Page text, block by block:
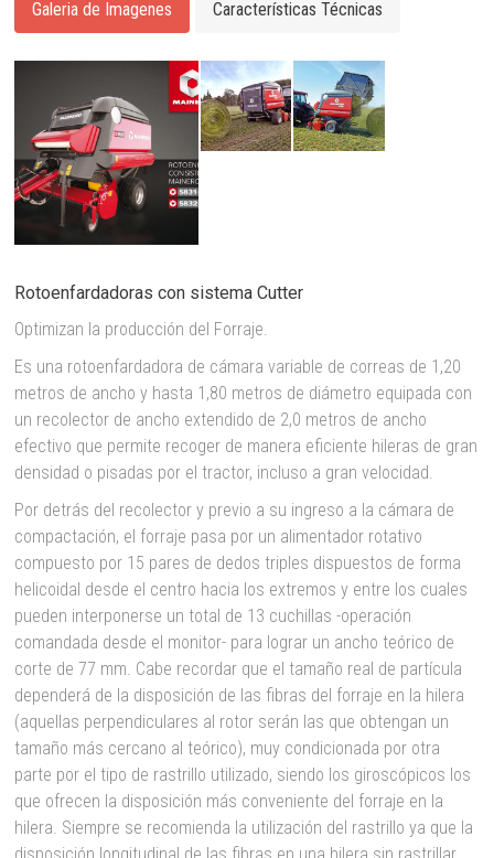
Galeria de Imagenes Características Técnicas
Rotoenfardadoras con sistema Cutter
Optimizan la producción del Forraje.
Es una rotoenfardadora de cámara variable de correas de 1,20
metros de ancho y hasta 1,80 metros de diámetro equipada con
un recolector de ancho extendido de 2,0 metros de ancho
efectivo que permite recoger de manera eficiente hileras de gran
densidad o pisadas por el tractor, incluso a gran velocidad.
Por detrás del recolector y previo a su ingreso a la cámara de
compactación, el forraje pasa por un alimentador rotativo
compuesto por 15 pares de dedos triples dispuestos de forma
helicoidal desde el centro hacia los extremos y entre los cuales
pueden interponerse un total de 13 cuchillas -operación
comandada desde el monitor- para lograr un ancho teórico de
corte de 77 mm. Cabe recordar que el tamaño real de partícula
dependerá de la disposición de las fibras del forraje en la hilera
(aquellas perpendiculares al rotor serán las que obtengan un
tamaño más cercano al teórico), muy condicionada por otra
parte por el tipo de rastrillo utilizado, siendo los giroscópicos los
que ofrecen la disposición más conveniente del forraje en la
hilera. Siempre se recomienda la utilización del rastrillo ya que la